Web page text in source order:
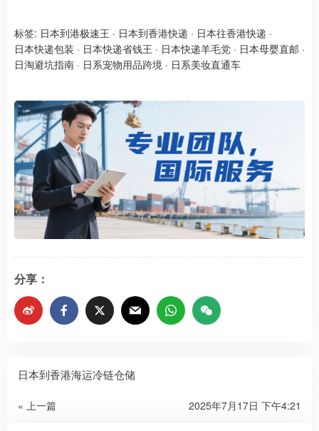
标签: 日本到港极速王 · 日本到香港快递 · 日本往香港快递 ·
日本快递包装 · 日本快递省钱王 · 日本快递羊毛党 · 日本母婴直邮 ·
日淘避坑指南 · 日系宠物用品跨境 · 日系美妆直通车
分享：
日本到香港海运冷链仓储
« 上一篇 2025年7月17日 下午4:21